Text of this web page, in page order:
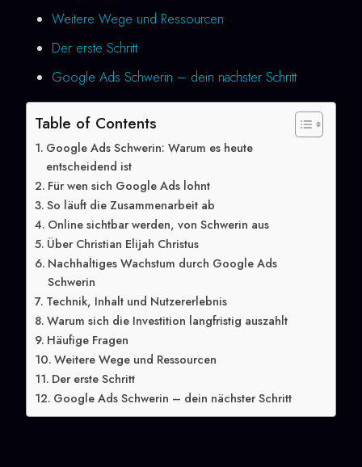
Weitere Wege und Ressourcen
Der erste Schritt
Google Ads Schwerin – dein nächster Schritt
Table of Contents
Google Ads Schwerin: Warum es heute
entscheidend ist
Für wen sich Google Ads lohnt
So läuft die Zusammenarbeit ab
Online sichtbar werden, von Schwerin aus
Über Christian Elijah Christus
Nachhaltiges Wachstum durch Google Ads
Schwerin
Technik, Inhalt und Nutzererlebnis
Warum sich die Investition langfristig auszahlt
Häufige Fragen
Weitere Wege und Ressourcen
Der erste Schritt
Google Ads Schwerin – dein nächster Schritt